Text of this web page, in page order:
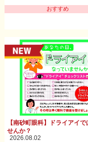
おすすめ
【南砂町眼科】ドライアイで
せんか？
2026.08.02